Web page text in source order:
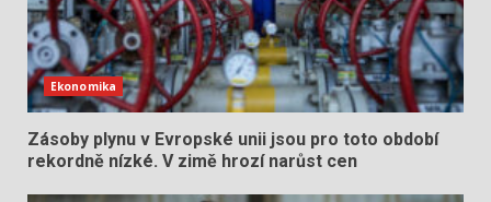
Ekonomika
Zásoby plynu v Evropské unii jsou pro toto období
rekordně nízké. V zimě hrozí narůst cen